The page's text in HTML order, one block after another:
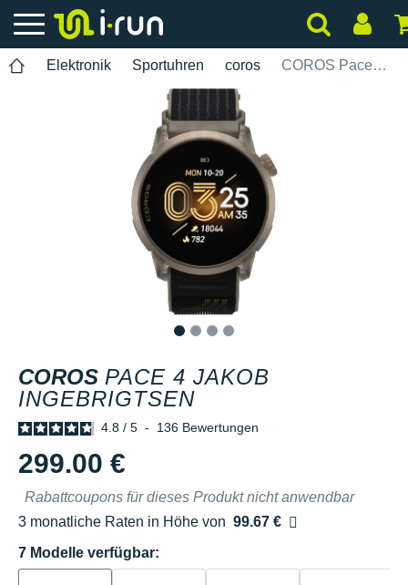
Elektronik Sportuhren coros COROS Pace 4 Jakob Ingebrigtsen
COROS PACE 4 JAKOB
INGEBRIGTSEN
4.8 / 5 - 136 Bewertungen
299.00 €
Rabattcoupons für dieses Produkt nicht anwendbar
3 monatliche Raten in Höhe von 99.67 €
Ohne Zusatzkosten
7 Modelle verfügbar: